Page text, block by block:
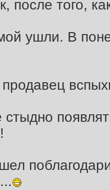
после того,
ушли. В
стыдно